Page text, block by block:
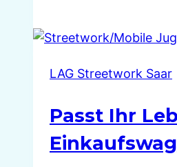
/
e.V.
on
Tour
LAG Streetwork Saar
Passt Ihr